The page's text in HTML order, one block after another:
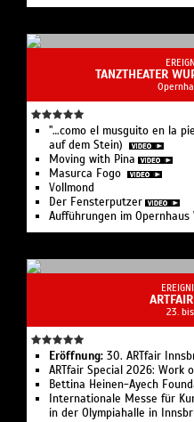
TANZTHEATER
"…como el musguito en la
auf dem Stein)
Moving with Pina
Masurca Fogo
Vollmond
Der Fensterputzer
Aufführungen im
23.
Eröffnung: 30. ARTfair
ARTfair Special 2026: Work
Bettina Heinen-Ayech
Internationale Messe für
in der Olympiahalle in